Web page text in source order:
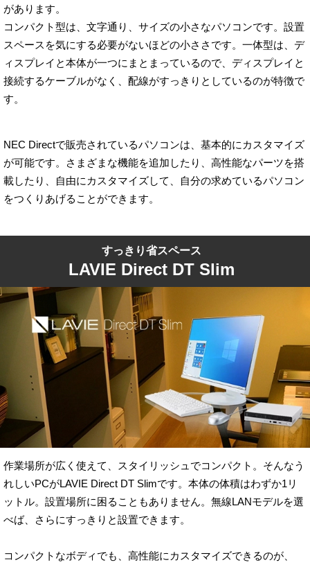
があります。
コンパクト型は、文字通り、サイズの小さなパソコンです。設置
スペースを気にする必要がないほどの小ささです。一体型は、デ
ィスプレイと本体が一つにまとまっているので、ディスプレイと
接続するケーブルがなく、配線がすっきりとしているのが特徴で
す。
NEC Directで販売されているパソコンは、基本的にカスタマイズ
が可能です。さまざまな機能を追加したり、高性能なパーツを搭
載したり、自由にカスタマイズして、自分の求めているパソコン
をつくりあげることができます。
すっきり省スペース
LAVIE Direct DT Slim
作業場所が広く使えて、スタイリッシュでコンパクト。そんなう
れしいPCがLAVIE Direct DT Slimです。本体の体積はわずか1リ
ットル。設置場所に困ることもありません。無線LANモデルを選
べば、さらにすっきりと設置できます。
コンパクトなボディでも、高性能にカスタマイズできるのが、